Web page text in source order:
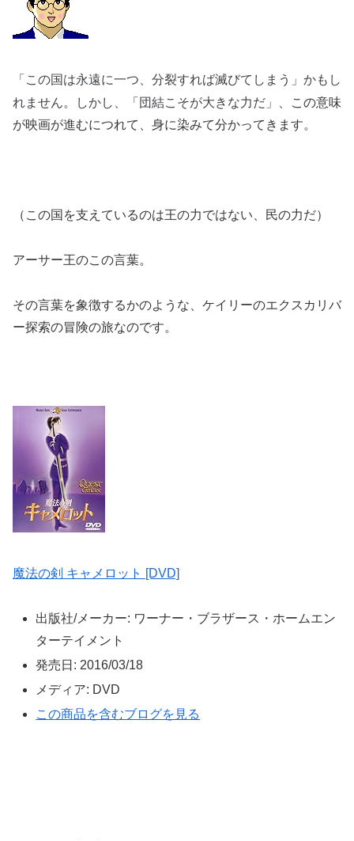
「この国は永遠に一つ、分裂すれば滅びてしまう」かもし
れません。
しかし、「団結こそが大きな力だ」、
この意味
が映画が進むにつれて、身に染みて分かってきます。
（この国を支えているのは王の力ではない、民の力だ）
アーサー王のこの言葉。
その言葉を象徴するかのような、ケイリーのエクスカリバ
ー探索の冒険の旅なのです。
魔法の剣 キャメロット [DVD]
出版社/メーカー: ワーナー・ブラザース・ホームエン
ターテイメント
発売日: 2016/03/18
メディア: DVD
この商品を含むブログを見る